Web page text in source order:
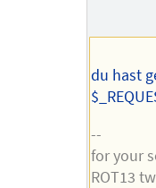
du hast
--
for your
ROT13